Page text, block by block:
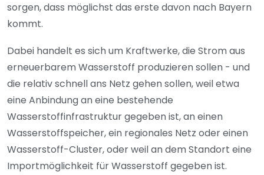
sorgen, dass möglichst das erste davon nach Bayern
kommt.
Dabei handelt es sich um Kraftwerke, die Strom aus
erneuerbarem Wasserstoff produzieren sollen - und
die relativ schnell ans Netz gehen sollen, weil etwa
eine Anbindung an eine bestehende
Wasserstoffinfrastruktur gegeben ist, an einen
Wasserstoffspeicher, ein regionales Netz oder einen
Wasserstoff-Cluster, oder weil an dem Standort eine
Importmöglichkeit für Wasserstoff gegeben ist.